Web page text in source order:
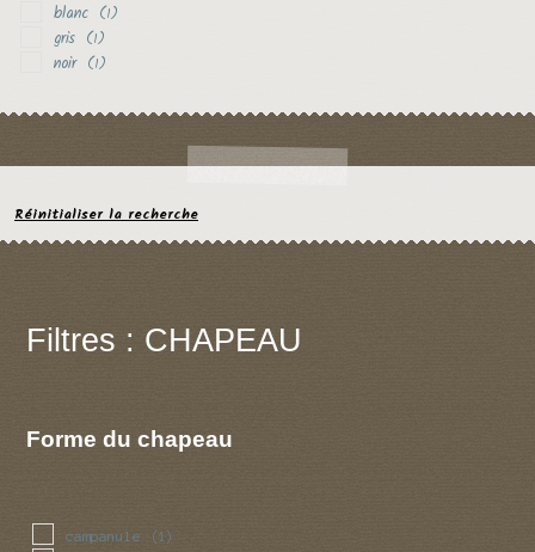
blanc (1)
gris (1)
noir (1)
Réinitialiser la recherche
Filtres : CHAPEAU
Forme du chapeau
campanule (1)